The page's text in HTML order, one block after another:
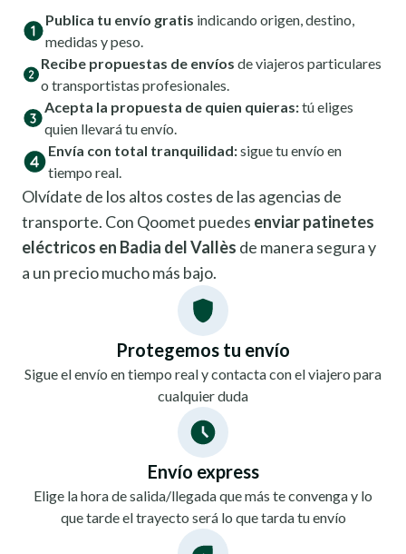
Publica tu envío gratis indicando origen, destino,
medidas y peso.
Recibe propuestas de envíos de viajeros particulares
o transportistas profesionales.
Acepta la propuesta de quien quieras:tú eliges
quien llevará tu envío.
Envía con total tranquilidad:sigue tu envío en
tiempo real.
Olvídate de los altos costes de las agencias de
transporte. Con Qoomet puedes enviar patinetes
eléctricos en Badia del Vallès de manera segura y
a un precio mucho más bajo.
Protegemos tu envío
Sigue el envío en tiempo real y contacta con el viajero para
cualquier duda
Envío express
Elige la hora de salida/llegada que más te convenga y lo
que tarde el trayecto será lo que tarda tu envío